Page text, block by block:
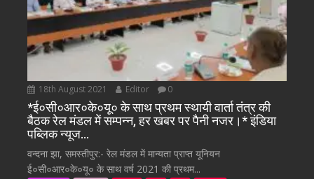
18th August 2021 Editor 0
*ई०सी०आर०के०यू० के साथ प्रथम स्थायी वार्ता तंत्र की
बैठक रेल मंडल में सम्पन्न, हर खबर पर पैनी नजर।* इंडिया
पब्लिक न्यूज…
वन्दना झा, समस्तीपुर:- रेल मंडल में मान्यता प्राप्त यूनियन
ई०सी०आर०के०यू० के साथ वर्ष 2021 की प्रथम...